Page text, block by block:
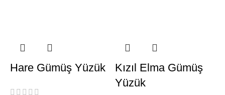
Hare Gümüş Yüzük
Kızıl Elma Gümüş
Yüzük